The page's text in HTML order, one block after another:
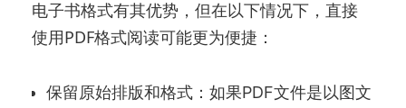
电子书格式有其优势，但在以下情况下，直接
使用PDF格式阅读可能更为便捷：
保留原始排版和格式：如果PDF文件是以图文